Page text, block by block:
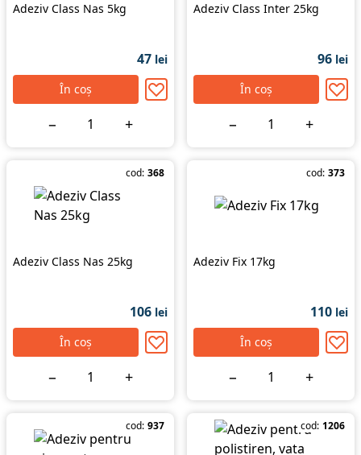
Adeziv Class Nas 5kg
47 lei
În coș
− +
Adeziv Class Inter 25kg
96 lei
În coș
− +
cod: 368
Adeziv Class Nas 25kg
106 lei
În coș
− +
cod: 373
Adeziv Fix 17kg
110 lei
În coș
− +
cod: 937 cod: 1206